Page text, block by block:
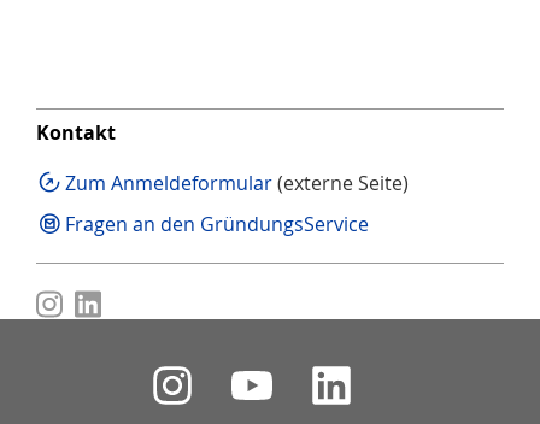
Kontakt
Zum Anmeldeformular(externe Seite)
Fragen an den GründungsService